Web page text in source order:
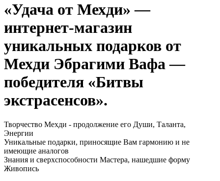
«Удача от Мехди» —
интернет-магазин
уникальных подарков от
Мехди Эбрагими Вафа —
победителя «Битвы
экстрасенсов».
Творчество Мехди - продолжение его Души, Таланта,
Энергии
Уникальные подарки, приносящие Вам гармонию и не
имеющие аналогов
Знания и сверхспособности Мастера, нашедшие форму
Живопись